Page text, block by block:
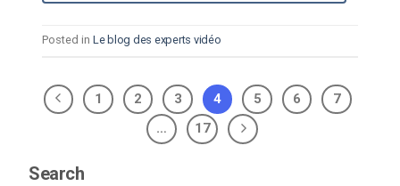
Posted in Le blog des experts vidéo
1 2 3 4 5 6
7
…
17
Search